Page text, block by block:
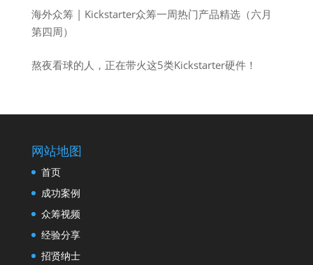
海外众筹 | Kickstarter众筹一周热门产品精选（六月
第四周）
熬夜看球的人，正在带火这5类Kickstarter硬件！
网站地图
首页
成功案例
众筹视频
经验分享
招贤纳士